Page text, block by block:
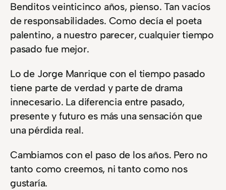
Benditos veinticinco años, pienso. Tan vacíos
de responsabilidades. Como decía el poeta
palentino, a nuestro parecer, cualquier tiempo
pasado fue mejor.
Lo de Jorge Manrique con el tiempo pasado
tiene parte de verdad y parte de drama
innecesario. La diferencia entre pasado,
presente y futuro es más una sensación que
una pérdida real.
Cambiamos con el paso de los años. Pero no
tanto como creemos, ni tanto como nos
gustaría.